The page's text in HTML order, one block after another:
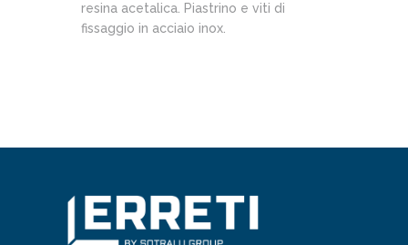
resina acetalica. Piastrino e viti di
fissaggio in acciaio inox.